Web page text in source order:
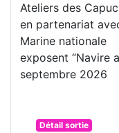
Ateliers des
en partenariat
Marine nationale
exposent “Navire
septembre 2026
Détail sortie